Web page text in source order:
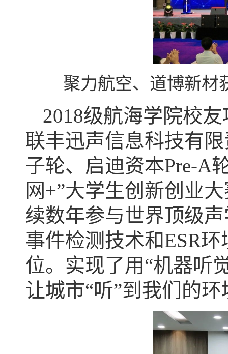
聚力航空、道博新材
2018级航海学院校
联丰迅声信息科技有
子轮、启迪资本Pre-A
网+”大学生创新创业
续数年参与世界顶级
事件检测技术和ESR
位。实现了用“机器听
让城市“听”到我们的环